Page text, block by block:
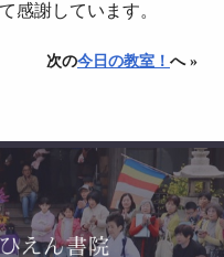
感謝しています。
次の今日の教室！ へ »